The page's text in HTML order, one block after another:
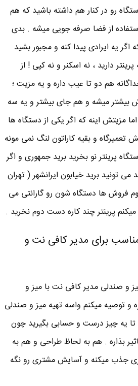
رو در کنار هم داشته باشید که هم
از فضا صرفه جویی میشه . بدی
اگر یه ایرادی پیدا کنه و مجبور بشید
دارید ، نه اسکنر و نه کپی ! از
هم دو تا عیب داره و یه مزیت ؛
بیشتر میشه و هم جای بیشتر و یه سه
مزیتش اینه که اگر یکی از دستگاه ها
تعمیرگاه و بقیه کاراتون لنگ نمی مونه
پرینتر نو بخرید برید جمهوری و اگر
تونید برید خیابون ایرانشهر ( تهران
فروش ها دستگاه شون رو گارانتی می
پرینتر چند کاره دست دوم نخرید .
برای مدیر کافی نت و
و صندلی مدیر کافی نت با میز و
توصیه میکنم واسه تهیه میز و صندلی
تا یه چیز درست و حسابی بگیرید چون
بذاره . هم به لحاظ طراحی و هم به
جذب میکنه و آسایش مشتری رو نگه